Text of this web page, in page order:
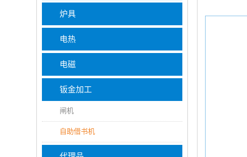
炉具
电热
电磁
钣金加工
闸机
自助借书机